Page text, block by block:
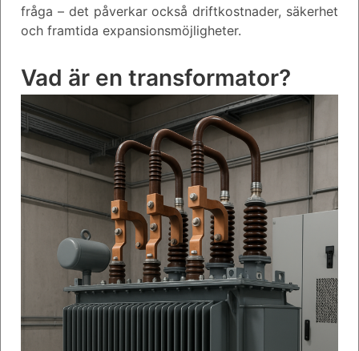
fråga – det påverkar också driftkostnader, säkerhet
och framtida expansionsmöjligheter.
Vad är en transformator?